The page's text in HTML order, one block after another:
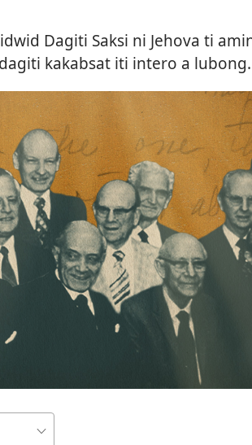
Dagiti Saksi ni Jehova ti
kakabsat iti intero a lubong.